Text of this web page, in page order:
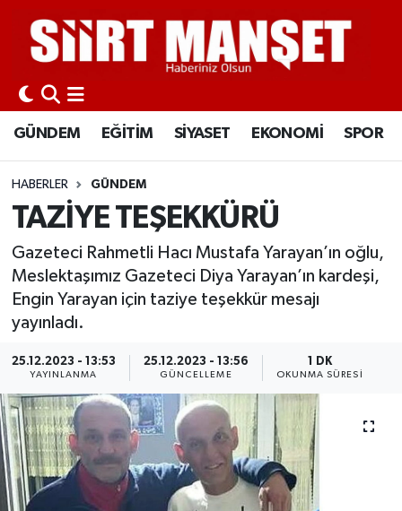
GÜNDEM EĞİTİM SİYASET EKONOMİ SPOR
HABERLER GÜNDEM
TAZİYE TEŞEKKÜRÜ
Gazeteci Rahmetli Hacı Mustafa Yarayan’ın oğlu,
Meslektaşımız Gazeteci Diya Yarayan’ın kardeşi,
Engin Yarayan için taziye teşekkür mesajı
yayınladı.
25.12.2023 - 13:53
YAYINLANMA
25.12.2023 - 13:56
GÜNCELLEME
1 DK
OKUNMA SÜRESI
GÜNDEM
EĞİTİM
SİYASET
EKONOMİ
SPOR
İLÇELER
Siirt Nöbetçi Eczaneler
Siirt Hava Durumu
Siirt Namaz Vakitleri
Siirt Trafik Yoğunluk Haritası
Süper Lig Puan Durumu ve Fikstür
Tüm Manşetler